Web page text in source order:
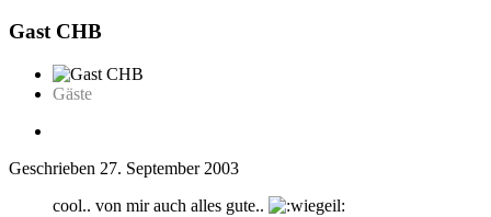
Gast CHB
Gäste
Geschrieben 27. September 2003
cool.. von mir auch alles gute..